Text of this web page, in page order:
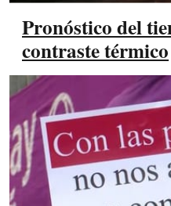
Pronóstico del
contraste térmico